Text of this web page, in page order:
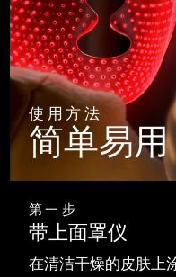
使用方法
简单易用
第一步
带上面罩仪
在清洁干燥的皮肤上